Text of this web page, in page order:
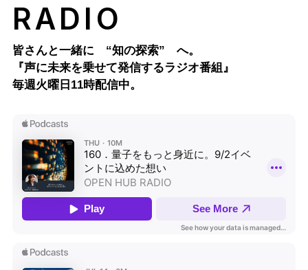
RADIO
皆さんと一緒に “知の探索” へ。
『声に未来を乗せて発信するラジオ番組』
毎週火曜日11時配信中。